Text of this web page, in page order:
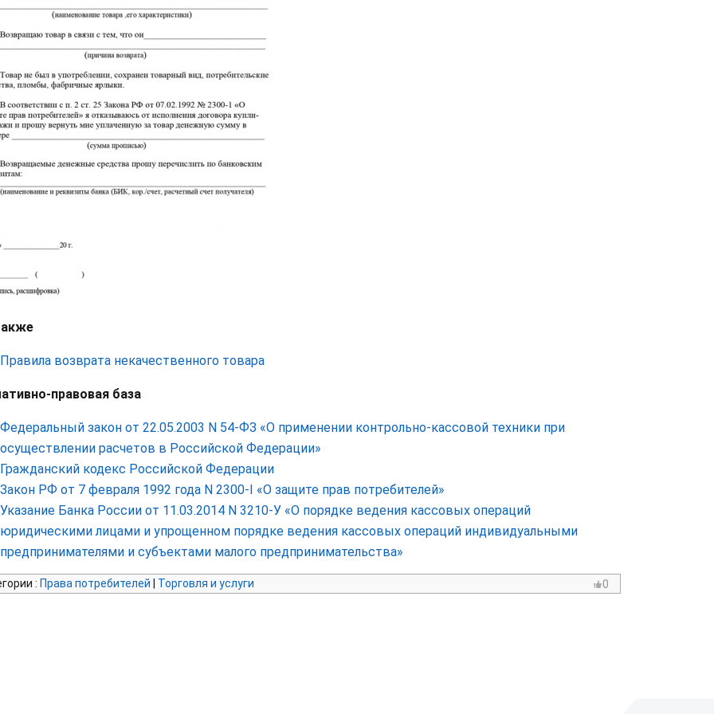
Правила возврата некачественного товара
правовая база
Федеральный закон от 22.05.2003 N 54-ФЗ «О применении контрольно-кассовой техники при
осуществлении расчетов в Российской Федерации»
Гражданский кодекс Российской Федерации
Закон РФ от 7 февраля 1992 года N 2300-I «О защите прав потребителей»
Указание Банка России от 11.03.2014 N 3210-У «О порядке ведения кассовых операций
юридическими лицами и упрощенном порядке ведения кассовых операций индивидуальными
предпринимателями и субъектами малого предпринимательства»
: Права потребителей Торговля и услуги 0